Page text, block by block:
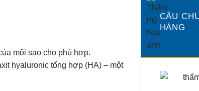
môi sao cho phù hợp.
hyaluronic tổng hợp (HA) – một
CÂU
HÀNG